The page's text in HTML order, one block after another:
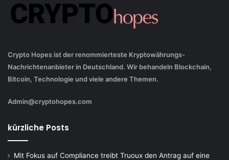
Crypto Hopes ist der renommierteste Kryptowährungs-
Nachrichtenanbieter in Deutschland. Wir behandeln Blockchain,
Bitcoin, Technologie und viele andere Themen.
Admin@cryptohopes.com
kürzliche Posts
Mit Fokus auf Compliance treibt Truoux den Antrag auf eine